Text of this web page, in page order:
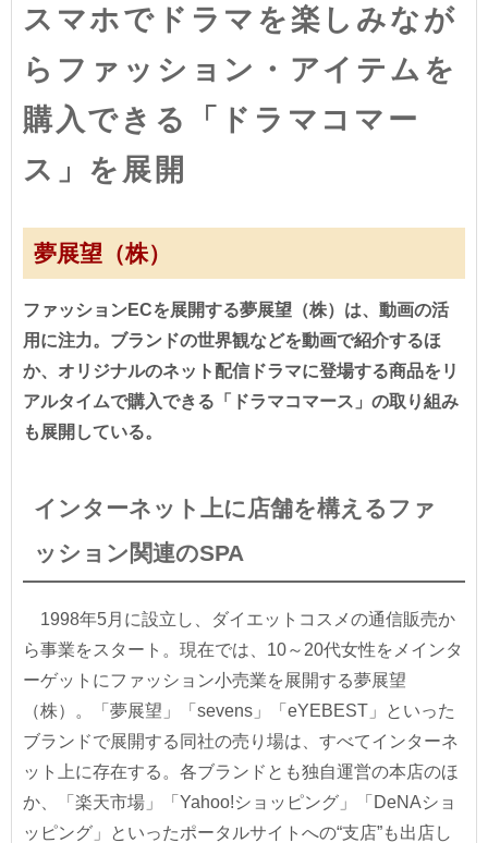
スマホでドラマを楽しみなが
らファッション・アイテムを
購入できる「ドラマコマー
ス」を展開
夢展望（株）
ファッションECを展開する夢展望（株）は、動画の活
用に注力。ブランドの世界観などを動画で紹介するほ
か、オリジナルのネット配信ドラマに登場する商品をリ
アルタイムで購入できる「ドラマコマース」の取り組み
も展開している。
インターネット上に店舗を構えるファ
ッション関連のSPA
1998年5月に設立し、ダイエットコスメの通信販売か
ら事業をスタート。現在では、10～20代女性をメインタ
ーゲットにファッション小売業を展開する夢展望
（株）。「夢展望」「sevens」「eYEBEST」といった
ブランドで展開する同社の売り場は、すべてインターネ
ット上に存在する。各ブランドとも独自運営の本店のほ
か、「楽天市場」「Yahoo!ショッピング」「DeNAショ
ッピング」といったポータルサイトへの“支店”も出店し